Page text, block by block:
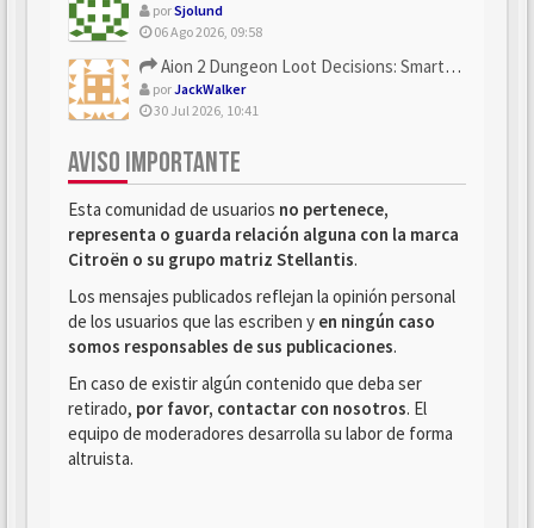
porSjolund
06 Ago 2026, 09:58
Aion 2 Dungeon Loot Decisions: Smarter Runs With U4N
porJackWalker
30 Jul 2026, 10:41
AVISO IMPORTANTE
Esta comunidad de usuarios no pertenece,
representa o guarda relación alguna con la marca
Citroën o su grupo matriz Stellantis.
Los mensajes publicados reflejan la opinión personal
de los usuarios que las escriben y en ningún caso
somos responsables de sus publicaciones.
En caso de existir algún contenido que deba ser
retirado, por favor, contactar con nosotros. El
equipo de moderadores desarrolla su labor de forma
altruista.